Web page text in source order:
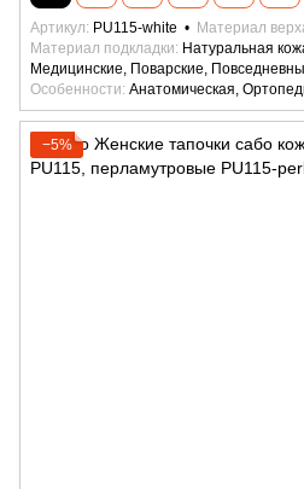
Артикул PU115-white Материал
Материал подкладки
Натуральная
Медицинские, Поварские,
Особенности Анатомическая,
−5%